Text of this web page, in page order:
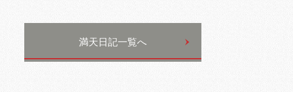
満天日記一覧へ